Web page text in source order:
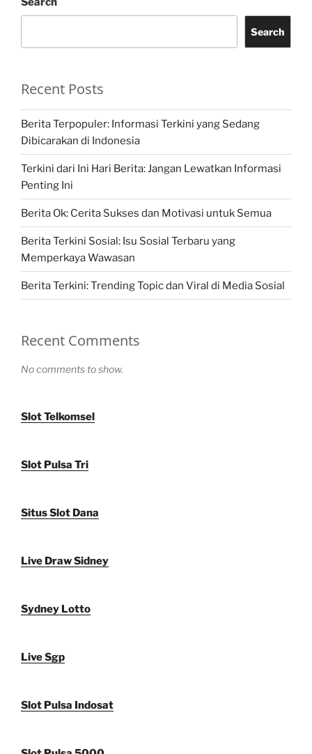
Search
Recent Posts
Berita Terpopuler: Informasi Terkini yang Sedang
Dibicarakan di Indonesia
Terkini dari Ini Hari Berita: Jangan Lewatkan Informasi
Penting Ini
Berita Ok: Cerita Sukses dan Motivasi untuk Semua
Berita Terkini Sosial: Isu Sosial Terbaru yang
Memperkaya Wawasan
Berita Terkini: Trending Topic dan Viral di Media Sosial
Recent Comments
No comments to show.
Slot Telkomsel
Slot Pulsa Tri
Situs Slot Dana
Live Draw Sidney
Sydney Lotto
Live Sgp
Slot Pulsa Indosat